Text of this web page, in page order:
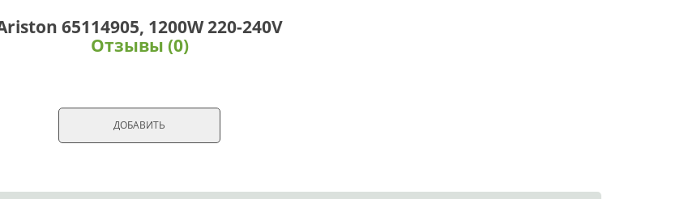
65114905, 1200W 220-240V
Отзывы (0)
ДОБАВИТЬ